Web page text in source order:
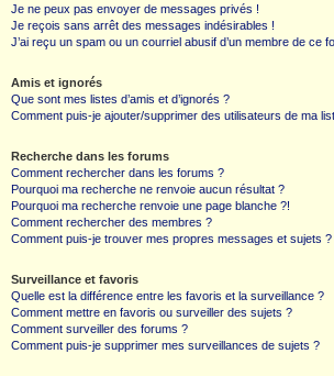
Je ne peux pas envoyer de messages privés !
Je reçois sans arrêt des messages indésirables !
J’ai reçu un spam ou un courriel abusif d’un membre de ce
Amis et ignorés
Que sont mes listes d’amis et d’ignorés ?
Comment puis-je ajouter/supprimer des utilisateurs de ma
Recherche dans les forums
Comment rechercher dans les forums ?
Pourquoi ma recherche ne renvoie aucun résultat ?
Pourquoi ma recherche renvoie une page blanche ?!
Comment rechercher des membres ?
Comment puis-je trouver mes propres messages et sujets ?
Surveillance et favoris
Quelle est la différence entre les favoris et la surveillance ?
Comment mettre en favoris ou surveiller des sujets ?
Comment surveiller des forums ?
Comment puis-je supprimer mes surveillances de sujets ?